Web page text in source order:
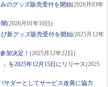
のグッズ販売受付を開始(2026月03年
(2026月01年10日)
新グッズ販売受付を開始(2025月12年
加決定！ (2025月12年22日)
を2025年12月15日にリリース(2025
サダーとしてサービス改善に協力